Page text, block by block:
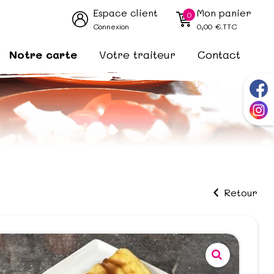
Espace client
Connexion
0 Mon panier
0,00 €.TTC
Notre carte Votre traiteur Contact
Retour